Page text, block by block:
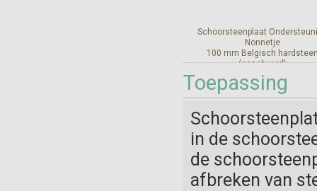
Schoorsteenplaat
Nonnetje
100 mm Belgisch
(geschuurd)
Bekijk en bestel
Toepassing
in de
de
afbreken van